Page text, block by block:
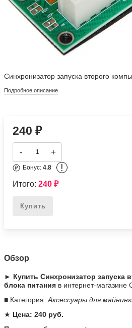
Синхронизатор запуска второго
Подробное описание
240₽
- +
Бонус:4.8 !
Итого:240₽
Купить
Обзор
► Купить Синхронизатор запуска
блока питания в интернет-
■ Категория:Аксессуары для
★ Цена: 240 руб.